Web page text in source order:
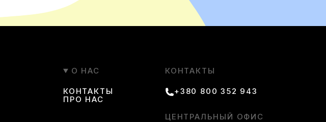
О НАС
КОНТАКТЫ
ПРО НАС
КОНТАКТЫ
+380 800 352 943
ЦЕНТРАЛЬНЫЙ ОФИС